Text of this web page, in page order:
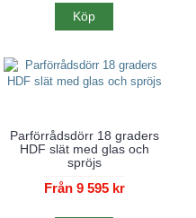
Köp
Parförrådsdörr 18 graders
HDF slät med glas och
spröjs
Från 9 595 kr